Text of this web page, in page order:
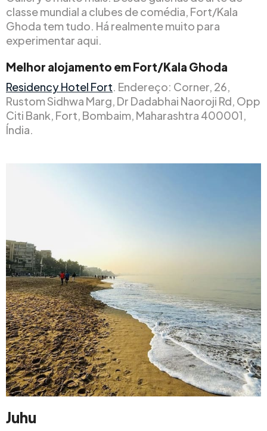
classe mundial a clubes de comédia, Fort/Kala
Ghoda tem tudo. Há realmente muito para
experimentar aqui.
Melhor alojamento em Fort/Kala Ghoda
Residency Hotel Fort. Endereço: Corner, 26,
Rustom Sidhwa Marg, Dr Dadabhai Naoroji Rd, Opp
Citi Bank, Fort, Bombaim, Maharashtra 400001,
Índia.
Juhu